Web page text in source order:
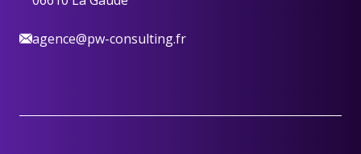
agence@pw-consulting.fr